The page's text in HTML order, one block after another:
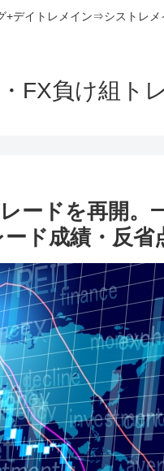
+デイトレメイン⇒シストレ
FX負け組ト
ードを再開。
ド成績・反省